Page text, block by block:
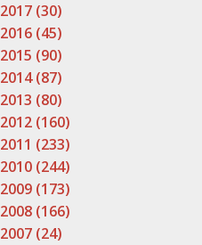
2017 (30)
2016 (45)
2015 (90)
2014 (87)
2013 (80)
2012 (160)
2011 (233)
2010 (244)
2009 (173)
2008 (166)
2007 (24)